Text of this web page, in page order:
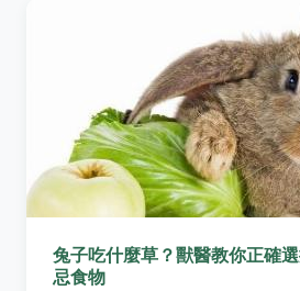
兔子吃什麼草？獸醫教你正確
忌食物